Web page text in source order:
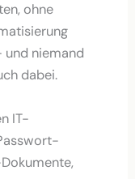
ohne
und niemand
dabei.
IT-